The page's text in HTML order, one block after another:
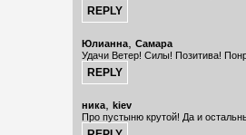
Юлианна, Cамара
Удачи Ветер! Силы! Позитива!
ника, kiev
Про пустыню крутой! Да и